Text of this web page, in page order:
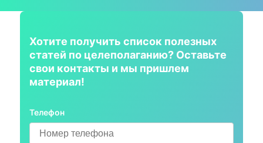
Хотите получить список полезных
статей по целеполаганию? Оставьте
свои контакты и мы пришлем
материал!
Телефон